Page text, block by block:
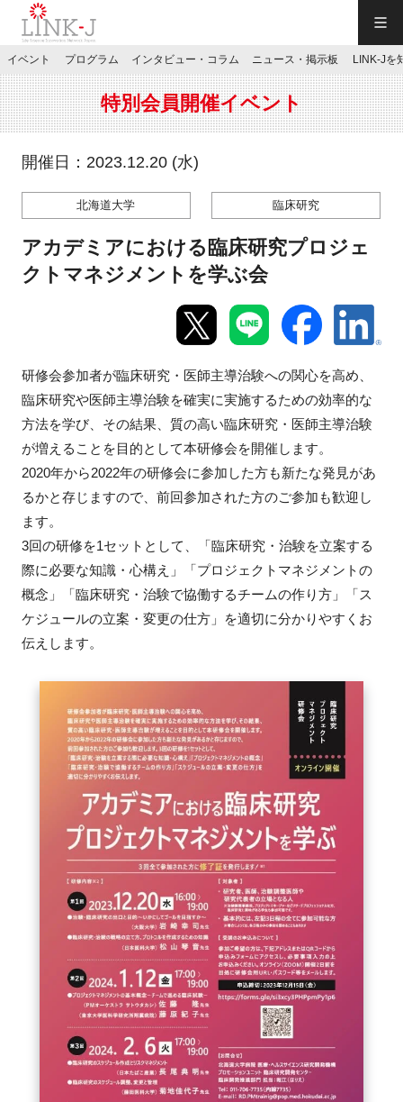
JP／EN
特別会員専用メニュー
施設ご予約
マイページ
新規登録
イベント
プログラム
インタビュー・コラム
ニュース・掲示板
特別会員
施設・アクセス
イベントお知らせメール登録
イベント プログラム インタビュー・コラム ニュース・掲示板 LINK-Jを
特別会員開催イベント
開催日：2023.12.20 (水)
北海道大学 臨床研究
アカデミアにおける臨床研究プロジェ
クトマネジメントを学ぶ会
研修会参加者が臨床研究・医師主導治験への関心を高め、
臨床研究や医師主導治験を確実に実施するための効率的な
方法を学び、その結果、質の高い臨床研究・医師主導治験
が増えることを目的として本研修会を開催します。
2020年から2022年の研修会に参加した方も新たな発見があ
るかと存じますので、前回参加された方のご参加も歓迎し
ます。
3回の研修を1セットとして、「臨床研究・治験を立案する
際に必要な知識・心構え」「プロジェクトマネジメントの
概念」「臨床研究・治験で協働するチームの作り方」「ス
ケジュールの立案・変更の仕方」を適切に分かりやすくお
伝えします。